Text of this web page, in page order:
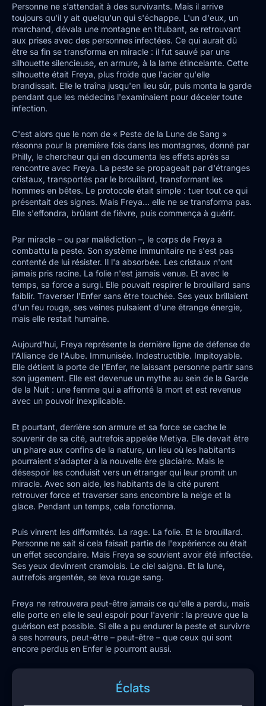
Personne ne s'attendait à des survivants. Mais il arrive
toujours qu'il y ait quelqu'un qui s'échappe. L'un d'eux, un
marchand, dévala une montagne en titubant, se retrouvant
aux prises avec des personnes infectées. Ce qui aurait dû
être sa fin se transforma en miracle : il fut sauvé par une
silhouette silencieuse, en armure, à la lame étincelante. Cette
silhouette était Freya, plus froide que l'acier qu'elle
brandissait. Elle le traîna jusqu'en lieu sûr, puis monta la garde
pendant que les médecins l'examinaient pour déceler toute
infection.
C'est alors que le nom de « Peste de la Lune de Sang »
résonna pour la première fois dans les montagnes, donné par
Philly, le chercheur qui en documenta les effets après sa
rencontre avec Freya. La peste se propageait par d'étranges
cristaux, transportés par le brouillard, transformant les
hommes en bêtes. Le protocole était simple : tuer tout ce qui
présentait des signes. Mais Freya… elle ne se transforma pas.
Elle s'effondra, brûlant de fièvre, puis commença à guérir.
Par miracle – ou par malédiction –, le corps de Freya a
combattu la peste. Son système immunitaire ne s'est pas
contenté de lui résister. Il l'a absorbée. Les cristaux n'ont
jamais pris racine. La folie n'est jamais venue. Et avec le
temps, sa force a surgi. Elle pouvait respirer le brouillard sans
faiblir. Traverser l'Enfer sans être touchée. Ses yeux brillaient
d'un feu rouge, ses veines pulsaient d'une étrange énergie,
mais elle restait humaine.
Aujourd'hui, Freya représente la dernière ligne de défense de
l'Alliance de l'Aube. Immunisée. Indestructible. Impitoyable.
Elle détient la porte de l'Enfer, ne laissant personne partir sans
son jugement. Elle est devenue un mythe au sein de la Garde
de la Nuit : une femme qui a affronté la mort et est revenue
avec un pouvoir inexplicable.
Et pourtant, derrière son armure et sa force se cache le
souvenir de sa cité, autrefois appelée Metiya. Elle devait être
un phare aux confins de la nature, un lieu où les habitants
pourraient s'adapter à la nouvelle ère glaciaire. Mais le
désespoir les conduisit vers un étranger qui leur promit un
miracle. Avec son aide, les habitants de la cité purent
retrouver force et traverser sans encombre la neige et la
glace. Pendant un temps, cela fonctionna.
Puis vinrent les difformités. La rage. La folie. Et le brouillard.
Personne ne sait si cela faisait partie de l'expérience ou était
un effet secondaire. Mais Freya se souvient avoir été infectée.
Ses yeux devinrent cramoisis. Le ciel saigna. Et la lune,
autrefois argentée, se leva rouge sang.
Freya ne retrouvera peut-être jamais ce qu'elle a perdu, mais
elle porte en elle le seul espoir pour l'avenir : la preuve que la
guérison est possible. Si elle a pu endurer la peste et survivre
à ses horreurs, peut-être – peut-être – que ceux qui sont
encore perdus en Enfer le pourront aussi.
Éclats